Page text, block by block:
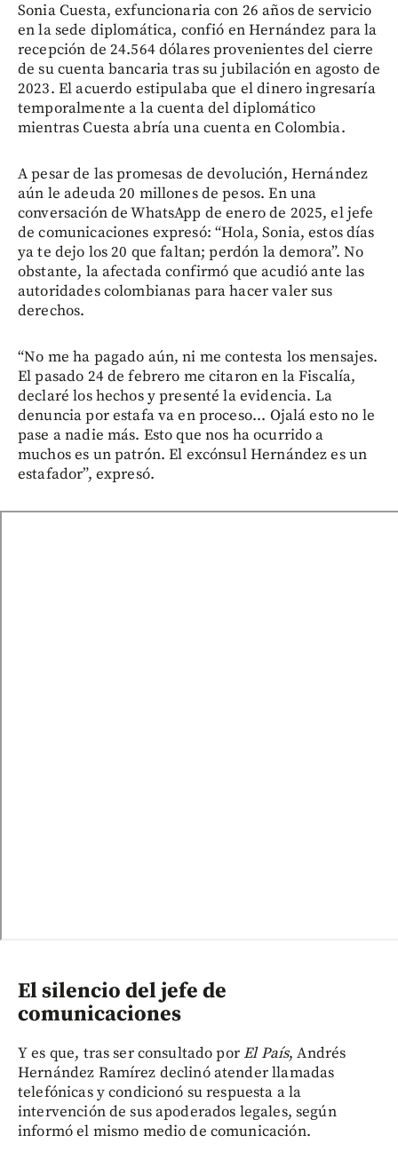
Sonia Cuesta, exfuncionaria con 26 años de servicio
en la sede diplomática, confió en Hernández para la
recepción de 24.564 dólares provenientes del cierre
de su cuenta bancaria tras su jubilación en agosto de
2023. El acuerdo estipulaba que el dinero ingresaría
temporalmente a la cuenta del diplomático
mientras Cuesta abría una cuenta en Colombia.
A pesar de las promesas de devolución, Hernández
aún le adeuda 20 millones de pesos. En una
conversación de WhatsApp de enero de 2025, el jefe
de comunicaciones expresó: “Hola, Sonia, estos días
ya te dejo los 20 que faltan; perdón la demora”. No
obstante, la afectada confirmó que acudió ante las
autoridades colombianas para hacer valer sus
derechos.
“No me ha pagado aún, ni me contesta los mensajes.
El pasado 24 de febrero me citaron en la Fiscalía,
declaré los hechos y presenté la evidencia. La
denuncia por estafa va en proceso... Ojalá esto no le
pase a nadie más. Esto que nos ha ocurrido a
muchos es un patrón. El excónsul Hernández es un
estafador”, expresó.
El silencio del jefe de
comunicaciones
Y es que, tras ser consultado porEl País, Andrés
Hernández Ramírez declinó atender llamadas
telefónicas y condicionó su respuesta a la
intervención de sus apoderados legales, según
informó el mismo medio de comunicación.